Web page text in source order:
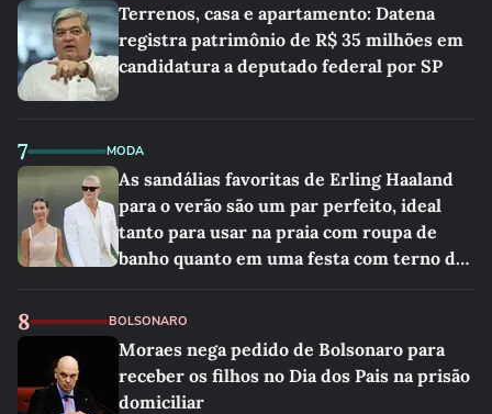
Terrenos, casa e apartamento: Datena
registra patrimônio de R$ 35 milhões em
candidatura a deputado federal por SP
7 MODA
As sandálias favoritas de Erling Haaland
para o verão são um par perfeito, ideal
tanto para usar na praia com roupa de
banho quanto em uma festa com terno de
8 BOLSONARO
Moraes nega pedido de Bolsonaro para
receber os filhos no Dia dos Pais na prisão
domiciliar